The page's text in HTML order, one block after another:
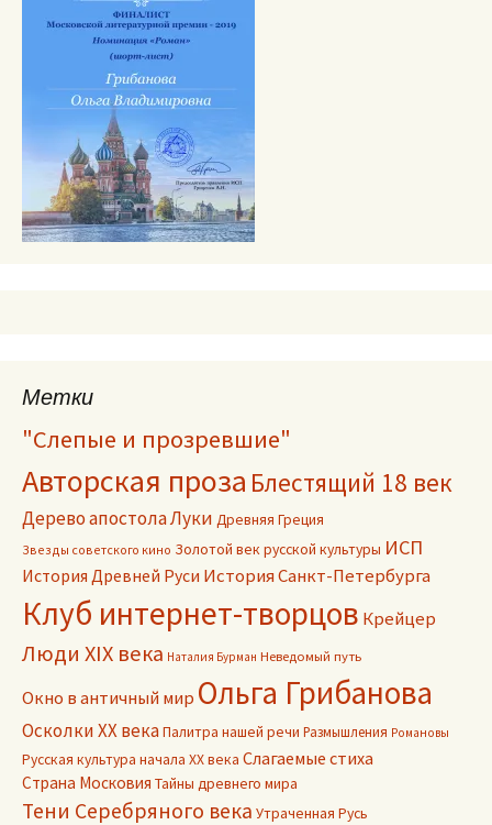
Метки
"Слепые и прозревшие"
Авторская проза Блестящий 18 век
Дерево апостола Луки Древняя Греция
Звезды советского кино Золотой век русской культуры ИСП
История Древней Руси История Санкт-Петербурга
Клуб интернет-творцов Крейцер
Люди XIX века Наталия Бурман Неведомый путь
Окно в античный мир Ольга Грибанова
Осколки ХХ векаПалитра нашей речи Размышления Романовы
Русская культура начала ХХ века Слагаемые стиха
Страна Московия Тайны древнего мира
Тени Серебряного века Утраченная Русь